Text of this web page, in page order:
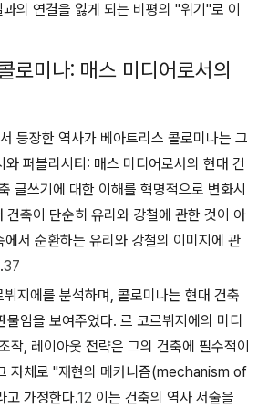
의 연결을 잃게 되는 비평의 "위기"로 이
로미나: 매스 미디어로서의
등장한 역사가 베아트리스 콜로미나는 그
와 퍼블리시티: 매스 미디어로서의 현대 건
글쓰기에 대한 이해를 혁명적으로 변화시
건축이 단순히 유리와 강철에 관한 것이 아
서 순환하는 유리와 강철의 이미지 에 관
37
지에를 분석하며, 콜로미나는 현대 건축
임을 보여주었다. 르 코르뷔지에의 미디
작, 레이아웃 전략은 그의 건축에 필수적이
자체로 "재현의 메커니즘(mechanism of
가정한다.12 이는 건축의 역사 서술을